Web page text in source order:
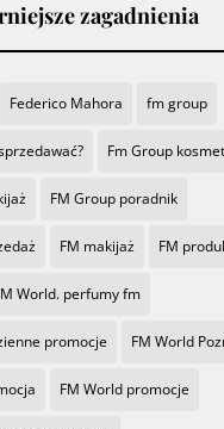
zagadnienia
Federico Mahora fm group
Fm Group
FM Group poradnik
FM makijaż FM
World. perfumy fm
promocje FM World
FM World promocje